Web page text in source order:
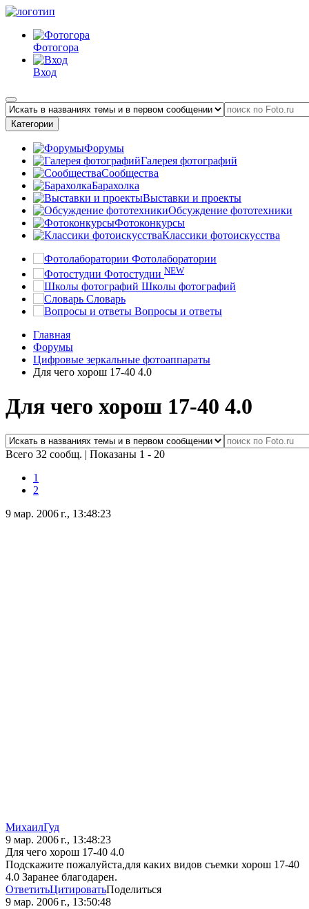
Фотогора
Вход
Категории
Форумы
Галерея фотографий
Сообщества
Барахолка
Выставки и проекты
Обсуждение фототехники
Фотоконкурсы
Классики фотоискусства
Фотолаборатории
Фотостудии NEW
Школы фотографий
Словарь
Вопросы и ответы
Главная
Форумы
Цифровые зеркальные фотоаппараты
Для чего хорош 17-40 4.0
Для чего хорош 17-40 4.0
Всего 32 сообщ. | Показаны 1 - 20
1
2
9 мар. 2006 г., 13:48:23
МихаилГуд
9 мар. 2006 г., 13:48:23
Для чего хорош 17-40 4.0
Подскажите пожалуйста,для каких видов съемки хорош 17-40
4.0 Заранее благодарен.
ОтветитьЦитироватьПоделиться
9 мар. 2006 г., 13:50:48